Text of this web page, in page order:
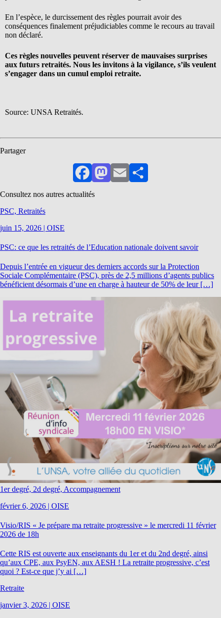
En l’espèce, le durcissement des règles pourrait avoir des
conséquences finalement préjudiciables comme le recours au travail
non déclaré.
Ces règles nouvelles peuvent réserver de mauvaises surprises
aux futurs retraités. Nous les invitons à la vigilance, s’ils veulent
s’engager dans un cumul emploi retraite.
Source: UNSA Retraités.
Partager
FacebookMastodon
EmailPartager
Consultez nos autres actualités
PSC, Retraités
juin 15, 2026 | OISE
PSC: ce que les retraités de l’Education nationale doivent savoir
Depuis l’entrée en vigueur des derniers accords sur la Protection
Sociale Complémentaire (PSC), près de 2,5 millions d’agents publics
bénéficient désormais d’une en charge à hauteur de 50% de leur […]
1er degré, 2d degré, Accompagnement
février 6, 2026 | OISE
Visio/RIS « Je prépare ma retraite progressive » le mercredi 11 février
2026 de 18h
Cette RIS est ouverte aux enseignants du 1er et du 2nd degré, ainsi
qu’aux CPE, aux PsyEN, aux AESH ! La retraite progressive, c’est
quoi ? Est-ce que j’y ai […]
Retraite
janvier 3, 2026 | OISE